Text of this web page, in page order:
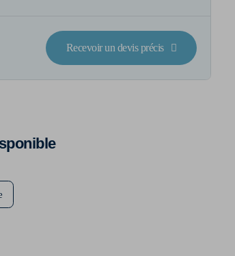
Recevoir un devis précis